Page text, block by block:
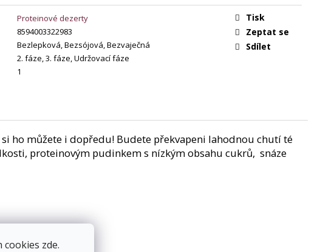
cookies zde.
Proteinové dezerty
8594003322983
Bezlepková, Bezsójová, Bezvaječná
2. fáze, 3. fáze, Udržovací fáze
1
Tisk
Zeptat se
Sdílet
ho můžete i dopředu! Budete překvapeni lahodnou chutí té
proteinovým pudinkem s nízkým obsahu cukrů, snáze